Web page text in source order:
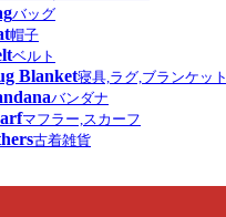
バッグ
帽子
ベルト
Blanket寝具,ラグ,ブランケット
バンダナ
マフラー,スカーフ
古着雑貨